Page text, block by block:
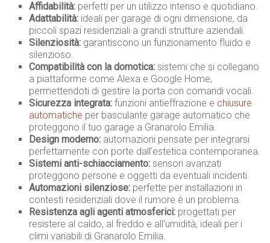
Affidabilità: perfetti per un utilizzo intenso e quotidiano.
Adattabilità: ideali per garage di ogni dimensione, da
piccoli spazi residenziali a grandi strutture aziendali.
Silenziosità: garantiscono un funzionamento fluido e
silenzioso.
Compatibilità con la domotica: sistemi che si collegano
a piattaforme come Alexa e Google Home,
permettendoti di gestire la porta con comandi vocali.
Sicurezza integrata: funzioni antieffrazione e chiusure
automatiche per basculante garage automatico che
proteggono il tuo garage a Granarolo Emilia.
Design moderno: automazioni pensate per integrarsi
perfettamente con porte dall’estetica contemporanea.
Sistemi anti-schiacciamento: sensori avanzati
proteggono persone e oggetti da eventuali incidenti.
Automazioni silenziose: perfette per installazioni in
contesti residenziali dove il rumore è un problema.
Resistenza agli agenti atmosferici: progettati per
resistere al caldo, al freddo e all’umidità, ideali per i
climi variabili di Granarolo Emilia.